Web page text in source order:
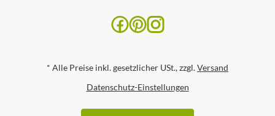
* Alle Preise inkl. gesetzlicher USt., zzgl.Versand
Datenschutz-Einstellungen